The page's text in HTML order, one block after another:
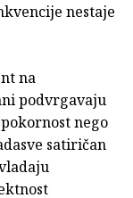
nestaje
na
podvrgavaju
nego
satiričan